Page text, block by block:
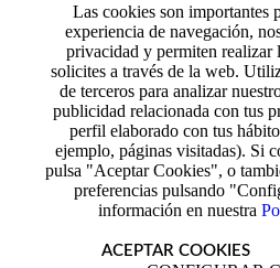
Las cookies son importantes
experiencia de navegación,
privacidad y permiten realizar
solicites a través de la web.
de terceros para analizar
publicidad relacionada con tus
perfil elaborado con tus
ejemplo, páginas visitadas). Si
pulsa "Aceptar Cookies", o
preferencias pulsando
información en nuestra
ACEPTAR COOKIES